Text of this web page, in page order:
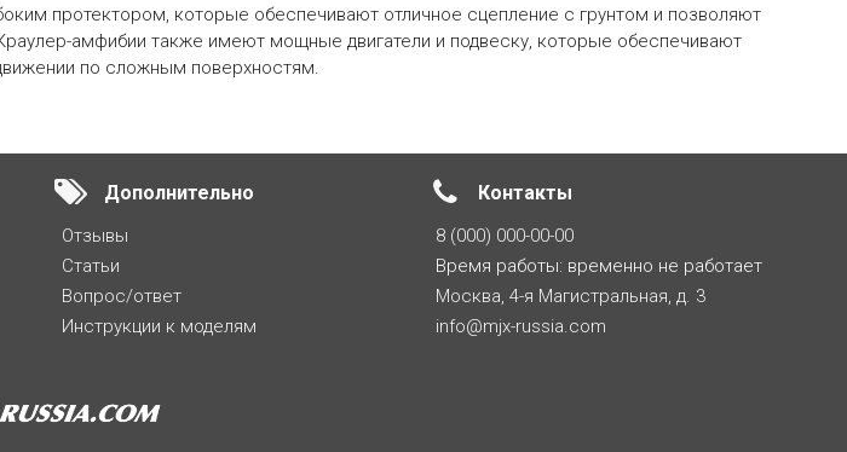
протектором, которые обеспечивают отличное сцепление с грунтом и позволяют
амфибии также имеют мощные двигатели и подвеску, которые обеспечивают
по сложным поверхностям.
Дополнительно
Отзывы
Статьи
Вопрос/ответ
Инструкции к моделям
Контакты
8 (000) 000-00-00
Время работы: временно не работает
Москва, 4-я Магистральная, д. 3
info@mjx-russia.com